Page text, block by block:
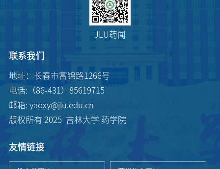
JLU药闻
联系我们
地址：长春市富锦路1266号
电话:（86-431）85619715
邮箱: yaoxy@jlu.edu.cn
版权所有 2025 吉林大学 药学院
友情链接